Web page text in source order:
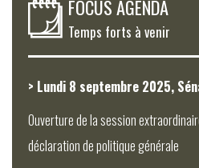
FOCUS AGENDA
Temps forts à venir
> Lundi 8 septembre 2025,
Ouverture de la session
déclaration de politique générale